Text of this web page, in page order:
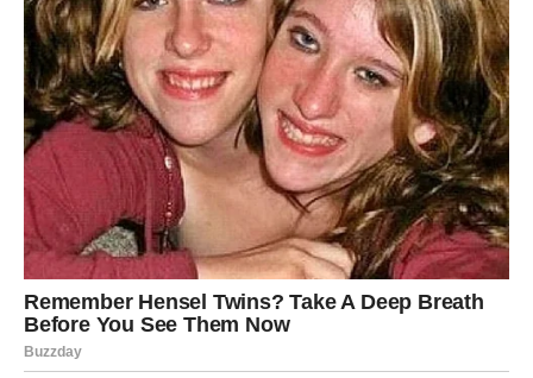
njeguje kosu.
Nanošenje maske na kosu
Masku treba nanijeti načistu i blago vlažnu kosu. Kvasac
zahtijeva toplinu za optimalne rezultate, stoga je
preporučljivo pokriti kosu plastičnom kapom ili folijom, a
zatim dodatnim slojem ručnika. Ovaj postupak pomaže
boljoj apsorpciji hranjivih tvari ufolikule kose. Osim toga,
ovakav pristup omogućava kvascu da djeluje kao mini
sauna za vašu kosu, što dodatno povećava njegovu
efikasnost.